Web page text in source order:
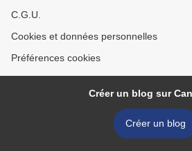
C.G.U.
Cookies et données personnelles
Préférences cookies
Créer un blog sur
Créer un blog